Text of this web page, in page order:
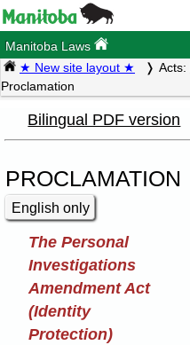
Manitoba Laws
★ New site layout ★ Acts:
Proclamation
Bilingual PDF version
PROCLAMATION
English only
The Personal
Investigations
Amendment Act
(Identity
Protection)